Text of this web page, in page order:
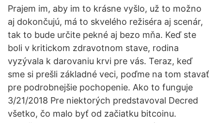
Prajem im, aby im to krásne vyšlo, už to možno
aj dokončujú, má to skvelého režiséra aj scenár,
tak to bude určite pekné aj bezo mňa. Keď ste
boli v kritickom zdravotnom stave, rodina
vyzývala k darovaniu krvi pre vás. Teraz, keď
sme si prešli základné veci, poďme na tom stavať
pre podrobnejšie pochopenie. Ako to funguje
3/21/2018 Pre niektorých predstavoval Decred
všetko, čo malo byť od začiatku bitcoinu.